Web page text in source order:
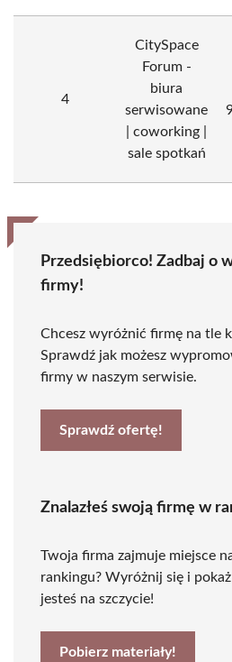
4
CitySpace
Forum -
biura
serwisowane
| coworking |
sale spotkań
Przedsiębiorco! Zadbaj o
firmy!
Chcesz wyróżnić firmę na tle
Sprawdź jak możesz
firmy w naszym serwisie.
Sprawdź ofertę!
Znalazłeś swoją firmę w
Twoja firma zajmuje miejsce
rankingu? Wyróżnij się i
jesteś na szczycie!
Pobierz materiały!